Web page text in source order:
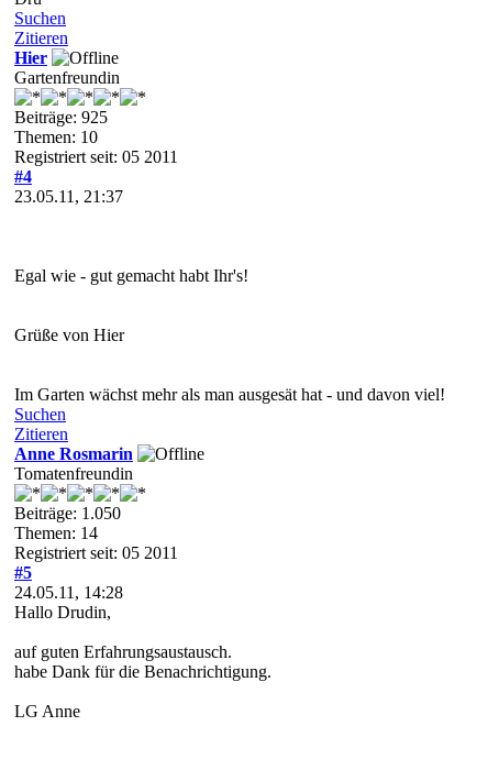
Suchen
Zitieren
Hier
Gartenfreundin
Beiträge: 925
Themen: 10
Registriert seit: 05 2011
#4
23.05.11, 21:37
Egal wie - gut gemacht habt Ihr's!
Grüße von Hier
Im Garten wächst mehr als man ausgesät hat - und davon viel!
Suchen
Zitieren
Anne Rosmarin
Tomatenfreundin
Beiträge: 1.050
Themen: 14
Registriert seit: 05 2011
#5
24.05.11, 14:28
Hallo Drudin,
auf guten Erfahrungsaustausch.
habe Dank für die Benachrichtigung.
LG Anne